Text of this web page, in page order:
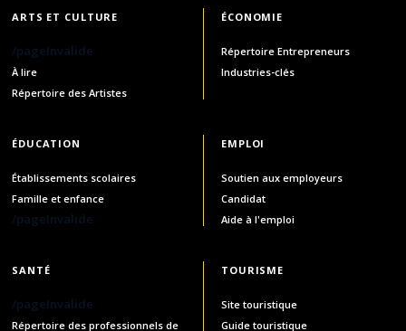
ARTS ET CULTURE
/pageInvalide
À lire
Répertoire des Artistes
ÉCONOMIE
Répertoire Entrepreneurs
Industries-clés
ÉDUCATION
Établissements scolaires
Famille et enfance
/pageInvalide
EMPLOI
Soutien aux employeurs
Candidat
Aide à l'emploi
SANTÉ
/pageInvalide
Répertoire des professionnels de
TOURISME
Site touristique
Guide touristique